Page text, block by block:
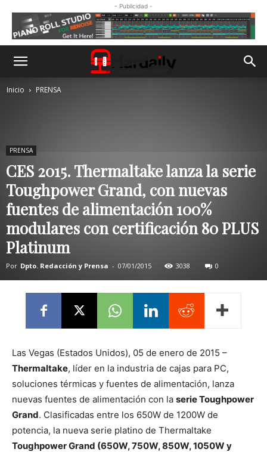
- Publicidad -
Inicio PRENSA
PRENSA
CES 2015. Thermaltake lanza la serie
Toughpower Grand, con nuevas
fuentes de alimentación 100%
modulares con certificación 80 PLUS
Platinum
Por Dpto. Redacción y Prensa - 07/01/2015 3038 0
Las Vegas (Estados Unidos), 05 de enero de 2015 –
Thermaltake, líder en la industria de cajas para PC,
soluciones térmicas y fuentes de alimentación, lanza
nuevas fuentes de alimentación con la serie Toughpower
Grand. Clasificadas entre los 650W de 1200W de
potencia, la nueva serie platino de Thermaltake
Toughpower Grand (650W, 750W, 850W, 1050W y